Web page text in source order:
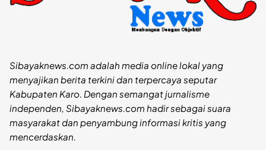
Sibayaknews.com adalah media online lokal yang
menyajikan berita terkini dan terpercaya seputar
Kabupaten Karo. Dengan semangat jurnalisme
independen, Sibayaknews.com hadir sebagai suara
masyarakat dan penyambung informasi kritis yang
mencerdaskan.